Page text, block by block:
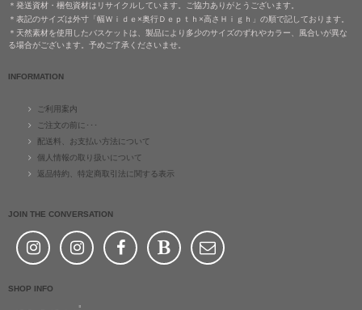
＊発送資材・梱包資材はリサイクルしています。ご協力ありがとうございます。
＊表記のサイズは外寸「幅Ｗｉｄｅ×奥行Ｄｅｐｔｈ×高さＨｉｇｈ」の順で記しております。
＊天然素材を使用したバスケットは、製品により多少のサイズのずれやカラー、風合いが異な
る場合がございます。予めご了承くださいませ。
INFORMATION
ご利用案内
ご注文の前に･･･
配送料、お支払い方法について
個人情報の取り扱いについて
返品特約、特定商取引法に関する表示
JOIN THE CONVERSATION
SHOP INFO